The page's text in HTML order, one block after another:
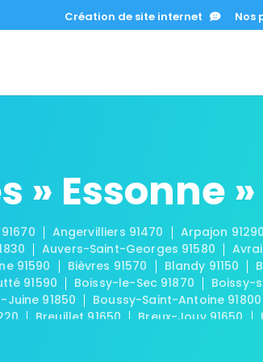
Création de site internet Nos
» Essonne
Angervilliers 91470 Arpajon 91290
Auvers-Saint-Georges 91580
91590 Bièvres 91570 Blandy 91150
91590 Boissy-le-Sec 91870 Boissy-
91850 Boussy-Saint-Antoine 91800
Breuillet 91650 Breux-Jouy 91650